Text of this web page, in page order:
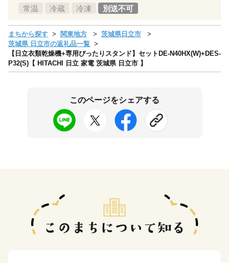
常温 冷蔵 冷凍 別送不可
まちから探す 関東地方
茨城県日立市
茨城県 日立市の返礼品一覧
【日立衣類乾燥機+専用ぴったりスタンド】セットDE-N40HX(W)+DES-
P32(S)【 HITACHI 日立 家電 茨城県 日立市 】
このページをシェアする